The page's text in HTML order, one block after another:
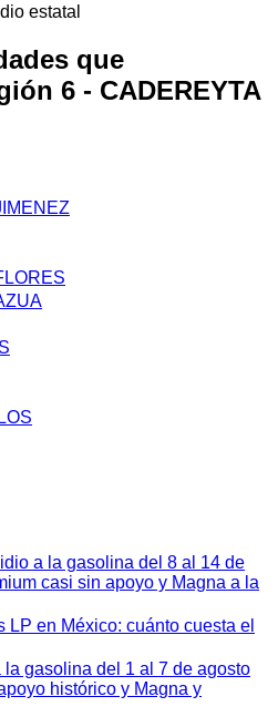
estatal
que
6 - CADEREYTA
a la gasolina del 8 al 14 de
casi sin apoyo y Magna a la
LP en México: cuánto cuesta el
gasolina del 1 al 7 de agosto
histórico y Magna y